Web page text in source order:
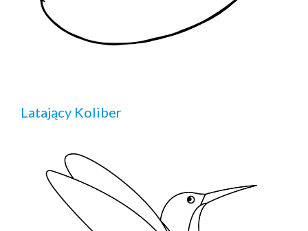
Latający Koliber